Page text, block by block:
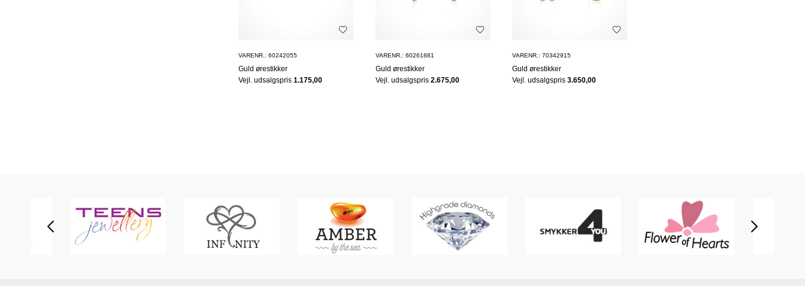
VARENR.: 60242055
Guld ørestikker
Vejl. udsalgspris 1.175,00
VARENR.: 60261881
Guld ørestikker
Vejl. udsalgspris 2.675,00
VARENR.: 70342915
Guld ørestikker
Vejl. udsalgspris3.650,00